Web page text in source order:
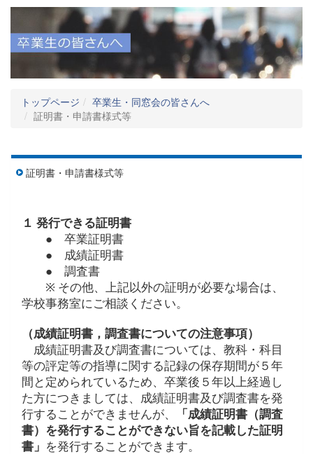
トップページ
卒業生・同窓会の皆さんへ
証明書・申請書様式等
証明書・申請書様式等
１ 発行できる証明書
● 卒業証明書
● 成績証明書
● 調査書
※ その他、上記以外の証明が必要な場合は、
学校事務室にご相談ください。
（成績証明書，調査書についての注意事項）
成績証明書及び調査書については、教科・科目
等の評定等の指導に関する記録の保存期間が５年
間と定められているため、卒業後５年以上経過し
た方につきましては、成績証明書及び調査書を発
行することができませんが、
「成績証明書（調査
書）を発行することができない旨を記載した証明
書」 を発行することができます。